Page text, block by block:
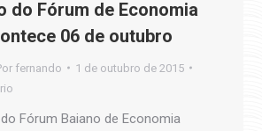
do Fórum de Economia
06 de outubro
fernando
1 de outubro de 2015
Fórum Baiano de Economia